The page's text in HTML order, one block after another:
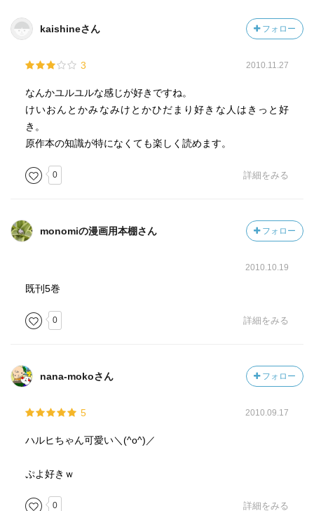
kaishineさん フォロー
3 2010.11.27
なんかユルユルな感じが好きですね。
けいおんとかみなみけとかひだまり好きな人はきっと好
き。
原作本の知識が特になくても楽しく読めます。
0 詳細をみる
monomiの漫画用本棚さん フォロー
2010.10.19
既刊5巻
0 詳細をみる
nana-mokoさん フォロー
5 2010.09.17
ハルヒちゃん可愛い＼(^o^)／
ぷよ好きｗ
0 詳細をみる